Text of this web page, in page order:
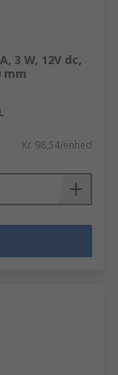
3 W, 12V dc,
mm
Kr. 98,54/enhed